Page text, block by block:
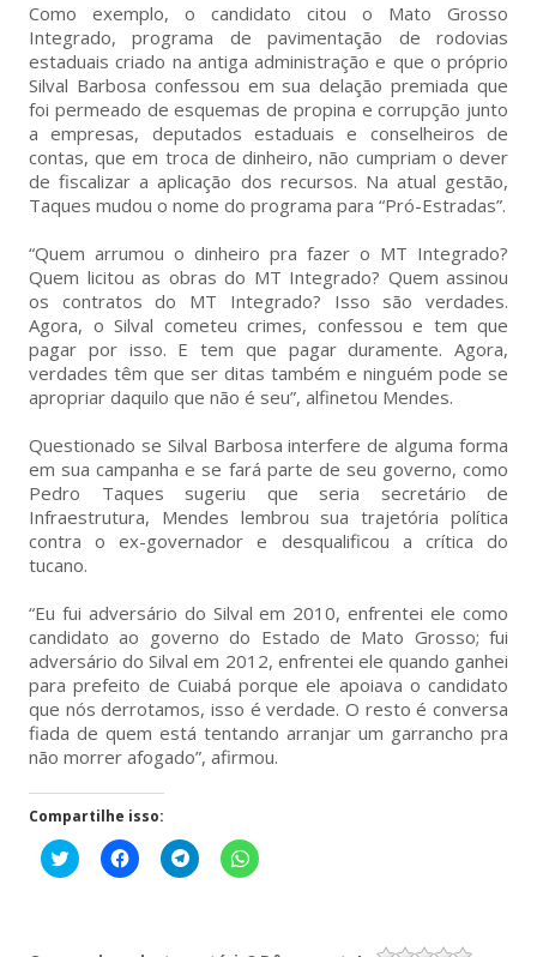
Como exemplo, o candidato citou o Mato Grosso
Integrado, programa de pavimentação de rodovias
estaduais criado na antiga administração e que o próprio
Silval Barbosa confessou em sua delação premiada que
foi permeado de esquemas de propina e corrupção junto
a empresas, deputados estaduais e conselheiros de
contas, que em troca de dinheiro, não cumpriam o dever
de fiscalizar a aplicação dos recursos. Na atual gestão,
Taques mudou o nome do programa para “Pró-Estradas”.
“Quem arrumou o dinheiro pra fazer o MT Integrado?
Quem licitou as obras do MT Integrado? Quem assinou
os contratos do MT Integrado? Isso são verdades.
Agora, o Silval cometeu crimes, confessou e tem que
pagar por isso. E tem que pagar duramente. Agora,
verdades têm que ser ditas também e ninguém pode se
apropriar daquilo que não é seu”, alfinetou Mendes.
Questionado se Silval Barbosa interfere de alguma forma
em sua campanha e se fará parte de seu governo, como
Pedro Taques sugeriu que seria secretário de
Infraestrutura, Mendes lembrou sua trajetória política
contra o ex-governador e desqualificou a crítica do
tucano.
“Eu fui adversário do Silval em 2010, enfrentei ele como
candidato ao governo do Estado de Mato Grosso; fui
adversário do Silval em 2012, enfrentei ele quando ganhei
para prefeito de Cuiabá porque ele apoiava o candidato
que nós derrotamos, isso é verdade. O resto é conversa
fiada de quem está tentando arranjar um garrancho pra
não morrer afogado”, afirmou.
Compartilhe isso:
Clique
para
Clique
para
Clique
para
Clique
para